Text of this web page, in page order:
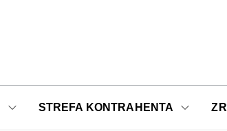
STREFA KONTRAHENTA